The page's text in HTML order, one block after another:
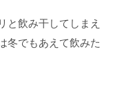
と飲み干してしまえ
冬でもあえて飲みた